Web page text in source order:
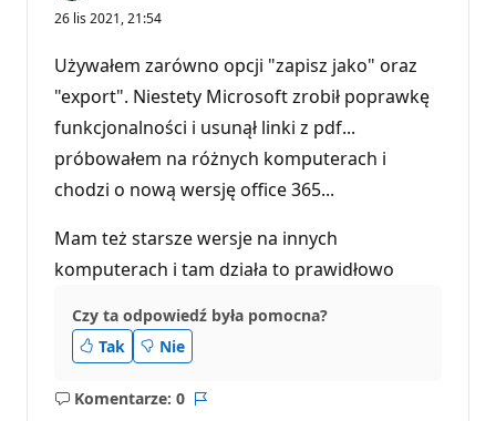
26 lis 2021, 21:54
Używałem zarówno opcji "zapisz jako" oraz
"export". Niestety Microsoft zrobił poprawkę
funkcjonalności i usunął linki z pdf...
próbowałem na różnych komputerach i
chodzi o nową wersję office 365...
Mam też starsze wersje na innych
komputerach i tam działa to prawidłowo
Czy ta odpowiedź była pomocna?
Tak
Nie
Komentarze: 0
Brak